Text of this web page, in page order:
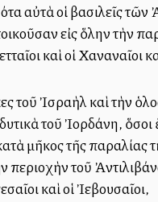
αὐτὰ οἱ βασιλεῖς
εἰς ὅλην τὴν
καὶ οἱ Χαναναῖοι
τοῦ Ἰσραὴλ καὶ τὴν
τοῦ Ἰορδάνη,
μῆκος τῆς
τοῦ
καὶ οἱ Ἰεβουσαῖοι,